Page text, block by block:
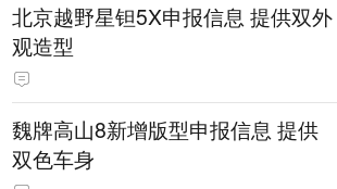
北京越野星钽5X申报信息 提供双外
观造型
魏牌高山8新增版型申报信息 提供
双色车身